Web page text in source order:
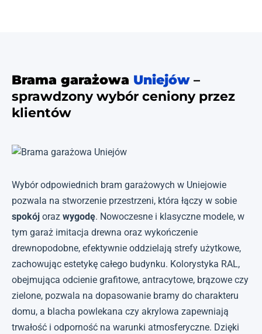
Brama garażowa Uniejów –
sprawdzony wybór ceniony przez
klientów
Wybór odpowiednich bram garażowych w Uniejowie
pozwala na stworzenie przestrzeni, która łączy w sobie
spokój oraz wygodę. Nowoczesne i klasyczne modele, w
tym garaż imitacja drewna oraz wykończenie
drewnopodobne, efektywnie oddzielają strefy użytkowe,
zachowując estetykę całego budynku. Kolorystyka RAL,
obejmująca odcienie grafitowe, antracytowe, brązowe czy
zielone, pozwala na dopasowanie bramy do charakteru
domu, a blacha powlekana czy akrylowa zapewniają
trwałość i odporność na warunki atmosferyczne. Dzięki